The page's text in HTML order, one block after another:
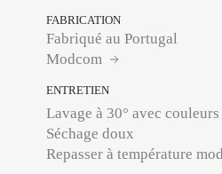
FABRICATION
Fabriqué au Portugal
Modcom
ENTRETIEN
Lavage à 30° avec
Séchage doux
Repasser à température